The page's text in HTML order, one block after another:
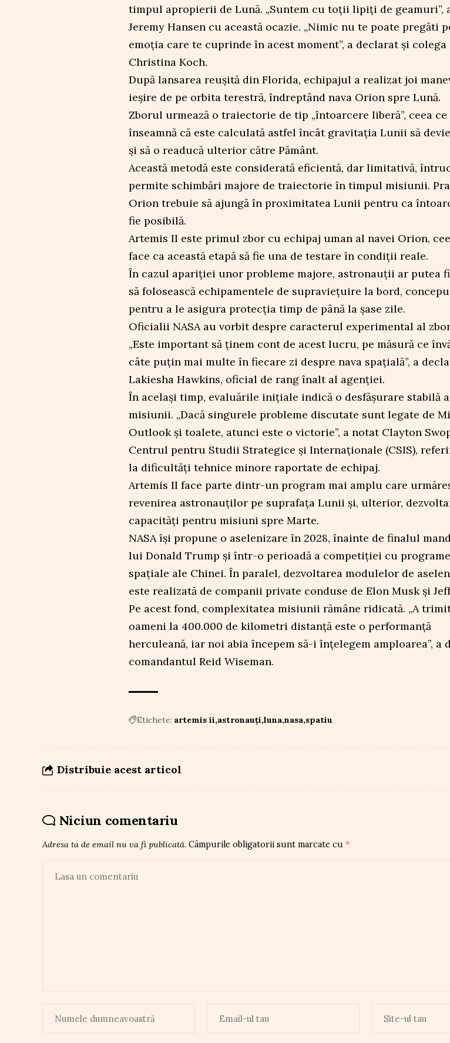
timpul apropierii de Lună. „Suntem cu toții lipiți de geamuri”,
Jeremy Hansen cu această ocazie. „Nimic nu te poate pregăti
emoția care te cuprinde în acest moment”, a declarat și colega
Christina Koch.
După lansarea reușită din Florida, echipajul a realizat joi
ieșire de pe orbita terestră, îndreptând nava Orion spre Lună.
Zborul urmează o traiectorie de tip „întoarcere liberă”, ceea ce
înseamnă că este calculată astfel încât gravitația Lunii să
și să o readucă ulterior către Pământ.
Această metodă este considerată eficientă, dar limitativă,
permite schimbări majore de traiectorie în timpul misiunii.
Orion trebuie să ajungă în proximitatea Lunii pentru ca
fie posibilă.
Artemis II este primul zbor cu echipaj uman al navei Orion,
face ca această etapă să fie una de testare în condiții reale.
În cazul apariției unor probleme majore, astronauții ar putea
să folosească echipamentele de supraviețuire la bord,
pentru a le asigura protecția timp de până la șase zile.
Oficialii NASA au vorbit despre caracterul experimental al
„Este important să ținem cont de acest lucru, pe măsură ce
câte puțin mai multe în fiecare zi despre nava spațială”, a
Lakiesha Hawkins, oficial de rang înalt al agenției.
În același timp, evaluările inițiale indică o desfășurare stabilă a
misiunii. „Dacă singurele probleme discutate sunt legate de
Outlook şi toalete, atunci este o victorie”, a notat Clayton
Centrul pentru Studii Strategice şi Internaţionale (CSIS),
la dificultăți tehnice minore raportate de echipaj.
Artemis II face parte dintr-un program mai amplu care
revenirea astronauților pe suprafața Lunii și, ulterior,
capacități pentru misiuni spre Marte.
NASA își propune o aselenizare în 2028, înainte de finalul
lui Donald Trump și într-o perioadă a competiției cu
spațiale ale Chinei. În paralel, dezvoltarea modulelor de
este realizată de companii private conduse de Elon Musk și
Pe acest fond, complexitatea misiunii rămâne ridicată. „A
oameni la 400.000 de kilometri distanţă este o performanţă
herculeană, iar noi abia începem să-i înţelegem amploarea”, a
comandantul Reid Wiseman.
Etichete: artemis ii astronauți luna nasa spatiu
Distribuie acest articol
Niciun comentariu
Adresa ta de email nu va fi publicată. Câmpurile obligatorii sunt marcate cu *